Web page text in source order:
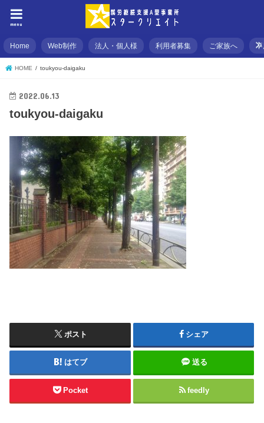
menu
Home Web制作 法人・個人様 利用者募集 ご家族へ
HOME toukyou-daigaku
2022.06.13
toukyou-daigaku
ポスト シェア
はてブ 送る
Pocket feedly